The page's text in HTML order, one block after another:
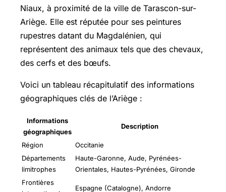
Niaux, à proximité de la ville de Tarascon-sur-
Ariège. Elle est réputée pour ses peintures
rupestres datant du Magdalénien, qui
représentent des animaux tels que des chevaux,
des cerfs et des bœufs.
Voici un tableau récapitulatif des informations
géographiques clés de l’Ariège :
Informations
géographiques
Description
Région
Occitanie
Départements
limitrophes
Haute-Garonne, Aude, Pyrénées-
Orientales, Hautes-Pyrénées, Gironde
Frontières
Espagne (Catalogne), Andorre